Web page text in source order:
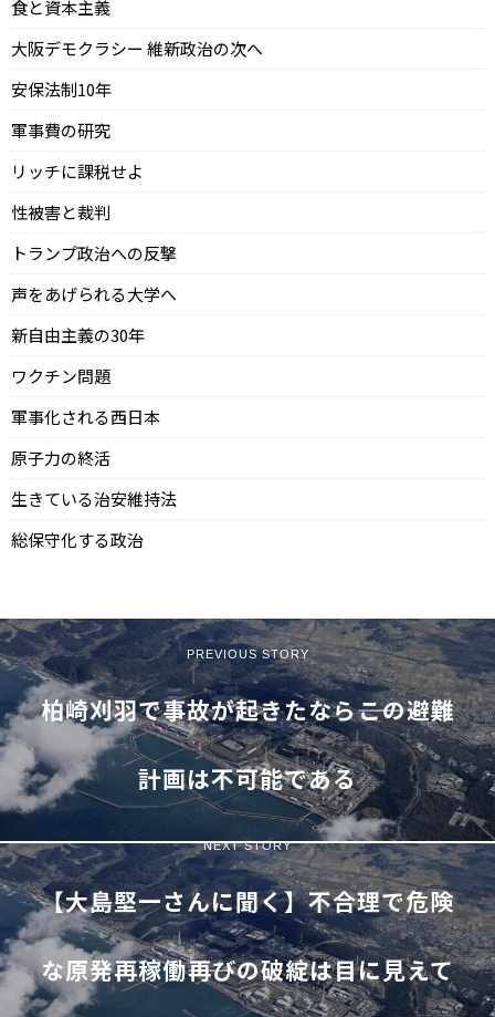
食と資本主義
大阪デモクラシー 維新政治の次へ
安保法制10年
軍事費の研究
リッチに課税せよ
性被害と裁判
トランプ政治への反撃
声をあげられる大学へ
新自由主義の30年
ワクチン問題
軍事化される西日本
原子力の終活
生きている治安維持法
総保守化する政治
PREVIOUS STORY
柏崎刈羽で事故が起きたなら――この避難
計画は不可能である
NEXT STORY
【大島堅一さんに聞く】不合理で危険
な原発再稼働――再びの破綻は目に見えて